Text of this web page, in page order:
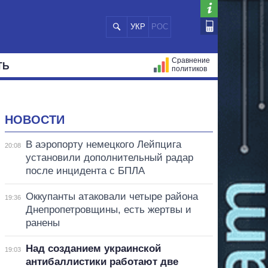
УКР РОС
Сравнение
политиков
НОВОСТИ
20:08
В аэропорту немецкого Лейпцига
установили дополнительный радар
после инцидента с БПЛА
19:36
Оккупанты атаковали четыре района
Днепропетровщины, есть жертвы и
ранены
19:03
Над созданием украинской
антибаллистики работают две